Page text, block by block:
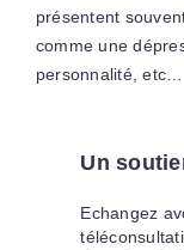
présentent
comme une
personnalité, etc…
Un
Echangez